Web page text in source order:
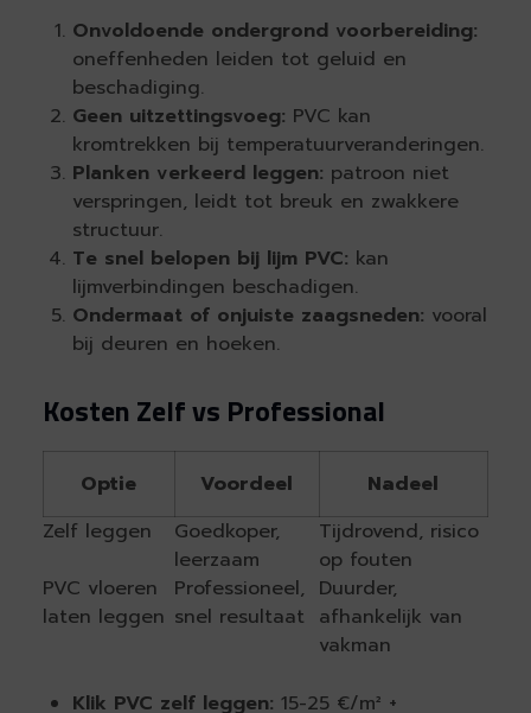
Onvoldoende ondergrond voorbereiding:
oneffenheden leiden tot geluid en
beschadiging.
Geen uitzettingsvoeg: PVC kan
kromtrekken bij temperatuurveranderingen.
Planken verkeerd leggen: patroon niet
verspringen, leidt tot breuk en zwakkere
structuur.
Te snel belopen bij lijm PVC: kan
lijmverbindingen beschadigen.
Ondermaat of onjuiste zaagsneden: vooral
bij deuren en hoeken.
Kosten Zelf vs Professional
Optie Voordeel
Nadeel
Zelf leggen
Goedkoper,
leerzaam
Tijdrovend, risico
op fouten
PVC vloeren
laten leggen
Professioneel,
snel resultaat
Duurder,
afhankelijk van
vakman
Klik PVC zelf leggen: 15-25 €/m² +